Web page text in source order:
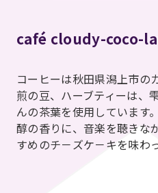
café cloudy-coco-
コーヒーは秋田県潟上市の
煎の豆、ハーブティーは、
んの茶葉を使用しています
醇の香りに、音楽を聴きな
すめのチ－ズケ－キを味わ